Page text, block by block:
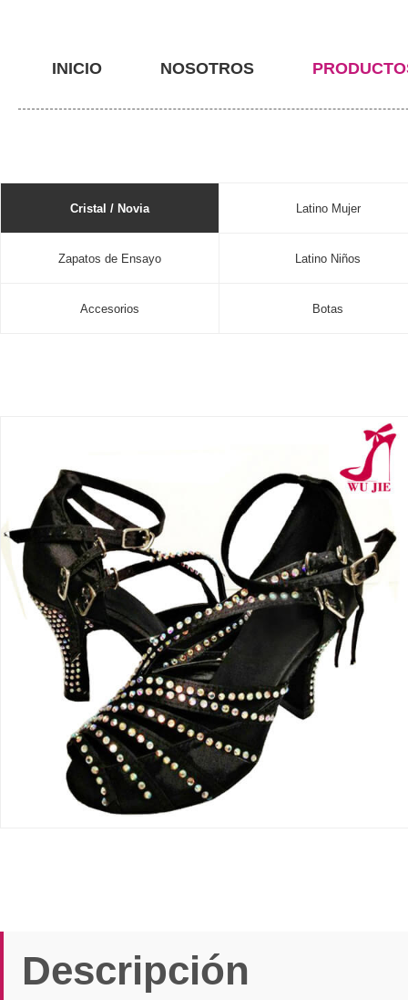
INICIO NOSOTROS
Cristal / Novia Latino Mujer
Zapatos de Ensayo Latino Niños
Accesorios Botas
Descripción